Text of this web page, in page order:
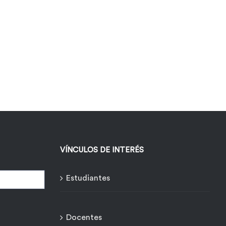
VÍNCULOS DE INTERÉS
Estudiantes
Docentes